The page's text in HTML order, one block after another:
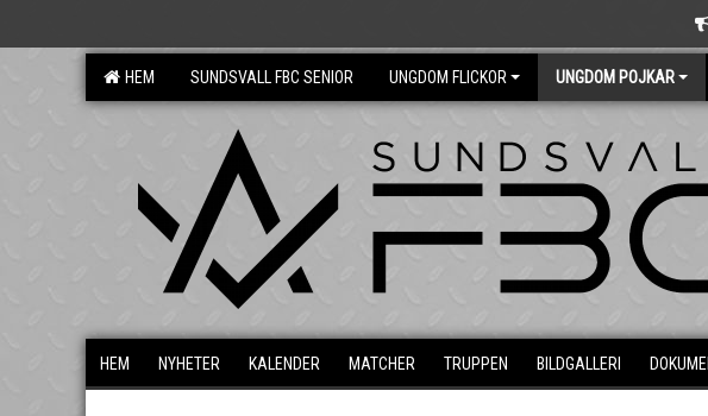
HEM SUNDSVALL FBC SENIOR UNGDOM FLICKOR UNGDOM POJKAR
HEM NYHETER KALENDER MATCHER TRUPPEN BILDGALLERI